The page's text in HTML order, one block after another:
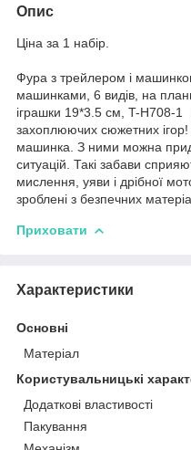
Опис
Ціна за 1 набір.
Фура з трейлером і
машинками, 6 видів, на
іграшки 19*3.5 см, T-H708-
захоплюючих сюжетних
машинка. З ними можна
ситуацій. Такі забави
мислення, уяви і дрібної
зроблені з безпечних
Приховати
Характеристики
Основні
Матеріал
Користувальницькі
Додаткові властивості
Пакування